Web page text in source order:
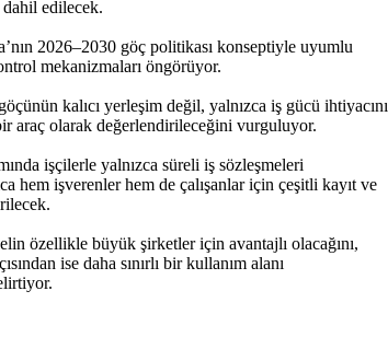
dahil edilecek.
2026–2030 göç politikası konseptiyle uyumlu
mekanizmaları öngörüyor.
kalıcı yerleşim değil, yalnızca iş gücü ihtiyacını
araç olarak değerlendirileceğini vurguluyor.
işçilerle yalnızca süreli iş sözleşmeleri
hem işverenler hem de çalışanlar için çeşitli kayıt ve
özellikle büyük şirketler için avantajlı olacağını,
ise daha sınırlı bir kullanım alanı